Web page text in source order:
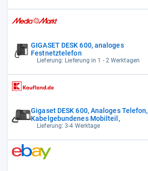
GIGASET DESK 600, analoges
Festnetztelefon
Lieferung: Lieferung in 1 - 2 Werktagen
Gigaset DESK 600, Analoges Telefon,
Kabelgebundenes Mobilteil,
Lieferung: 3-4 Werktage